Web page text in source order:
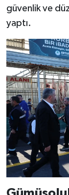
güvenlik ve
yaptı.